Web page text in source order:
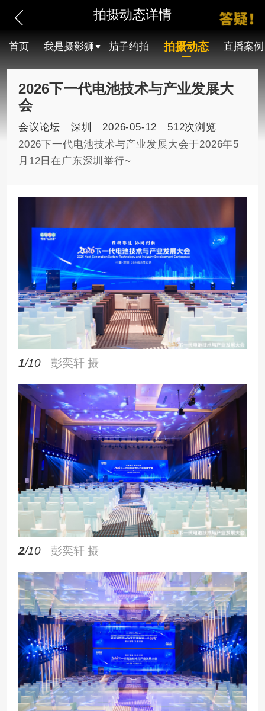
拍摄动态详情
首页 我是摄影狮 茄子约拍 拍摄动态 直播案例
2026下一代电池技术与产业发展大
会
会议论坛 深圳 2026-05-12
512次浏览
2026下一代电池技术与产业发展大会于2026年5
月12日在广东深圳举行~
1/10 彭奕轩 摄
2/10 彭奕轩 摄